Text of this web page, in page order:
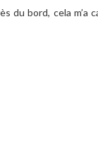
du bord, cela m’a